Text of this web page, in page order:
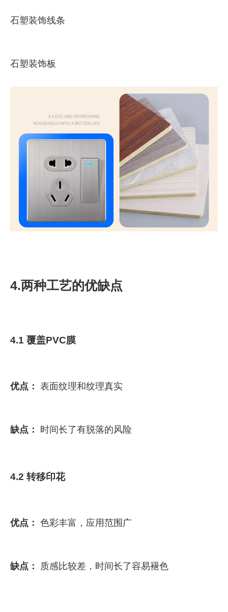
石塑装饰线条
石塑装饰板
4.两种工艺的优缺点
4.1 覆盖PVC膜
优点： 表面纹理和纹理真实
缺点： 时间长了有脱落的风险
4.2 转移印花
优点： 色彩丰富，应用范围广
缺点： 质感比较差，时间长了容易褪色